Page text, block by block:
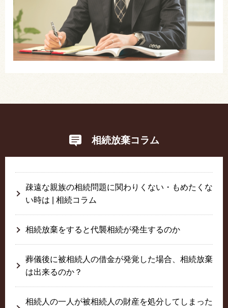
相続放棄コラム
疎遠な親族の相続問題に関わりくない・もめたくな
い時は | 相続コラム
相続放棄をすると代襲相続が発生するのか
葬儀後に被相続人の借金が発覚した場合、相続放棄
は出来るのか？
相続人の一人が被相続人の財産を処分してしまった